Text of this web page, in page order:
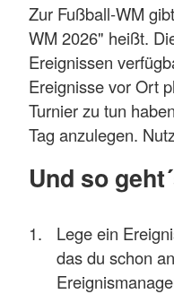
Zur Fußball-WM
WM 2026" heißt.
Ereignissen
Ereignisse vor Ort
Turnier zu tun
Tag anzulegen.
Und so
Lege ein
das du schon